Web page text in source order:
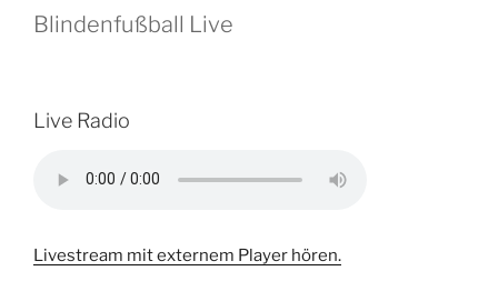
Blindenfußball Live
Live Radio
Livestream mit externem Player hören.